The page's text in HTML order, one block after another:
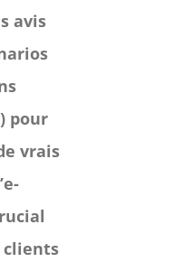
avis
) pour
vrais
clients